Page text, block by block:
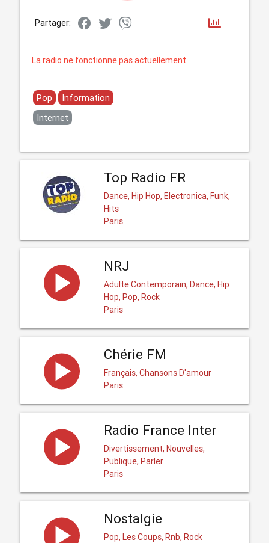
Partager:
La radio ne fonctionne pas actuellement.
Pop
Information
Internet
Top Radio FR
Dance, Hip Hop, Electronica, Funk,
Hits
Paris
NRJ
Adulte Contemporain, Dance, Hip
Hop, Pop, Rock
Paris
Chérie FM
Français, Chansons D'amour
Paris
Radio France Inter
Divertissement, Nouvelles,
Publique, Parler
Paris
Nostalgie
Pop, Les Coups, Rnb, Rock